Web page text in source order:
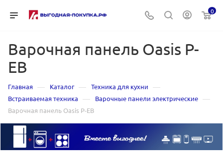
0
Варочная панель Oasis P-
EB
Главная — Каталог — Техника для кухни —
Встраиваемая техника — Варочные панели электрические —
Варочная панель Oasis P-EB